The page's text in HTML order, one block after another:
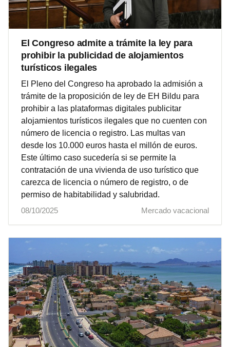
El Congreso admite a trámite la ley para
prohibir la publicidad de alojamientos
turísticos ilegales
El Pleno del Congreso ha aprobado la admisión a
trámite de la proposición de ley de EH Bildu para
prohibir a las plataformas digitales publicitar
alojamientos turísticos ilegales que no cuenten con
número de licencia o registro. Las multas van
desde los 10.000 euros hasta el millón de euros.
Este último caso sucedería si se permite la
contratación de una vivienda de uso turístico que
carezca de licencia o número de registro, o de
permiso de habitabilidad y salubridad.
08/10/2025
Mercado vacacional